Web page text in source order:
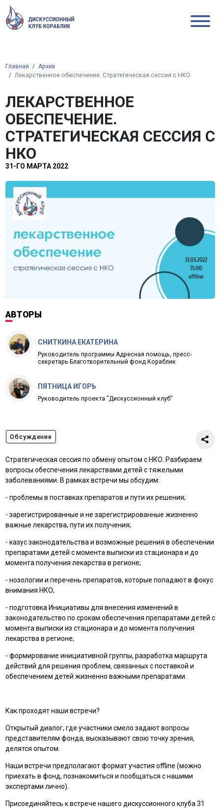
Главная
Архив
Лекарственное обеспечение. Стратегическая сессия с НКО
ЛЕКАРСТВЕННОЕ
ОБЕСПЕЧЕНИЕ.
СТРАТЕГИЧЕСКАЯ СЕССИЯ С
НКО
31-ГО МАРТА 2022
Обсуждение
Стратегическая сессия по обмену опытом с НКО. Разбираем
вопросы обеспечения лекарствами детей с тяжелыми
заболеваниями. В рамках встречи мы обсудим:
- проблемы в поставках препаратов и пути их решения;
- зарегистрированные и не зарегистрированные жизненно
важные лекарства, пути их получения;
- казус законодательства и возможные решения в обеспечении
препаратами детей с момента выписки из стационара и до
момента получения лекарства в регионе;
- нозологии и перечень препаратов, которые попадают в фокус
внимания НКО;
- подготовка Инициативы для внесения изменений в
законодательство по срокам обеспечения препаратами детей с
момента выписки из стационара и до момента получения
лекарства в регионе;
- формирование инициативной группы, разработка маршрута
действий для решения проблем, связанных с поставкой и
обеспечением детей жизненно важными препаратами.
Как проходят наши встречи?
Открытый диалог, где участники смело задают вопросы
представителям фонда, высказывают свою точку зрения,
делятся опытом.
Наши встречи предполагают формат участия offline (можно
приехать в фонд, познакомиться и пообщаться с нашими
экспертами лично).
Присоединяйтесь к встрече нашего дискуссионного клуба 31
АВТОРЫ
СНИТКИНА ЕКАТЕРИНА
Руководитель программы Адресная помощь, пресс-
секретарь Благотворительный фонд Кораблик
ПЯТНИЦА ИГОРЬ
Руководитель проекта "Дискуссионный клуб"